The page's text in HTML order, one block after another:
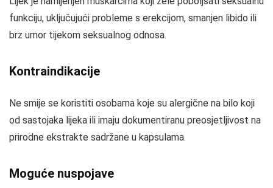
funkciju, uključujući probleme s erekcijom, smanjen libido ili
brz umor tijekom seksualnog odnosa.
Kontraindikacije
Ne smije se koristiti osobama koje su alergične na bilo koji
od sastojaka lijeka ili imaju dokumentiranu preosjetljivost na
prirodne ekstrakte sadržane u kapsulama.
Moguće nuspojave